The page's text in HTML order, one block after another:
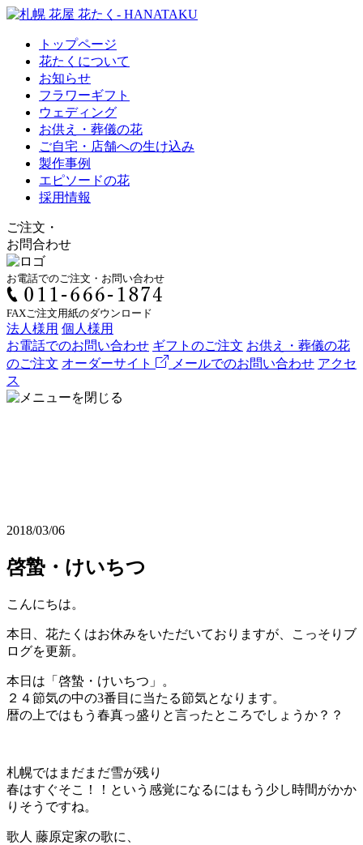
トップページ
花たくについて
お知らせ
フラワーギフト
ウェディング
お供え・葬儀の花
ご自宅・店舗への生け込み
製作事例
エピソードの花
採用情報
ご注文 ・
お問合わせ
お電話でのご注文・お問い合わせ
FAXご注文用紙のダウンロード
法人様用 個人様用
お電話でのお問い合わせ ギフトのご注文 お供え・葬儀の花
のご注文 オーダーサイト メールでのお問い合わせ アクセ
ス
2018/03/06
啓蟄・けいちつ
こんにちは。
本日、花たくはお休みをいただいておりますが、こっそりブ
ログを更新。
本日は「啓蟄・けいちつ」。
２４節気の中の3番目に当たる節気となります。
暦の上ではもう春真っ盛りと言ったところでしょうか？？
札幌ではまだまだ雪が残り
春はすぐそこ！！という感覚になるにはもう少し時間がかか
りそうですね。
歌人 藤原定家の歌に、